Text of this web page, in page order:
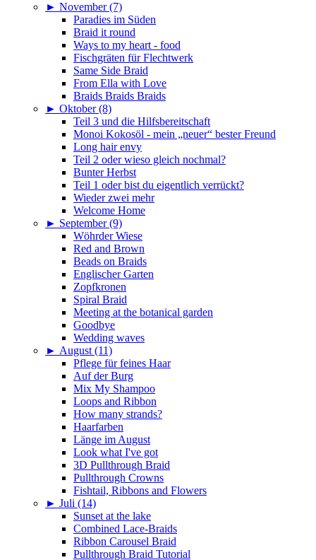
► November (7)
Paradies im Süden
Braid it round
Ways to my heart - food
Fischgräten für Flechtwerk
Same Side Braid
From Ella with Love
Braids Braids Braids
► Oktober (8)
Teil 3 und die Hilfsbereitschaft
Monoi Kokosöl - mein „neuer“ bester Freund
Long hair envy
Teil 2 oder wieso gleich nochmal?
Bunter Herbst
Teil 1 oder bist du eigentlich verrückt?
Wieder zwei mehr
Welcome Home
► September (9)
Wöhrder Wiese
Red and Brown
Beads on Braids
Englischer Garten
Zopfkronen
Spiral Braid
Meeting at the botanical garden
Goodbye
Wedding waves
► August (11)
Pflege für feines Haar
Auf der Burg
Mix My Shampoo
Loops and Ribbon
How many strands?
Haarfarben
Länge im August
Look what I've got
3D Pullthrough Braid
Pullthrough Crowns
Fishtail, Ribbons and Flowers
► Juli (14)
Sunset at the lake
Combined Lace-Braids
Ribbon Carousel Braid
Pullthrough Braid Tutorial